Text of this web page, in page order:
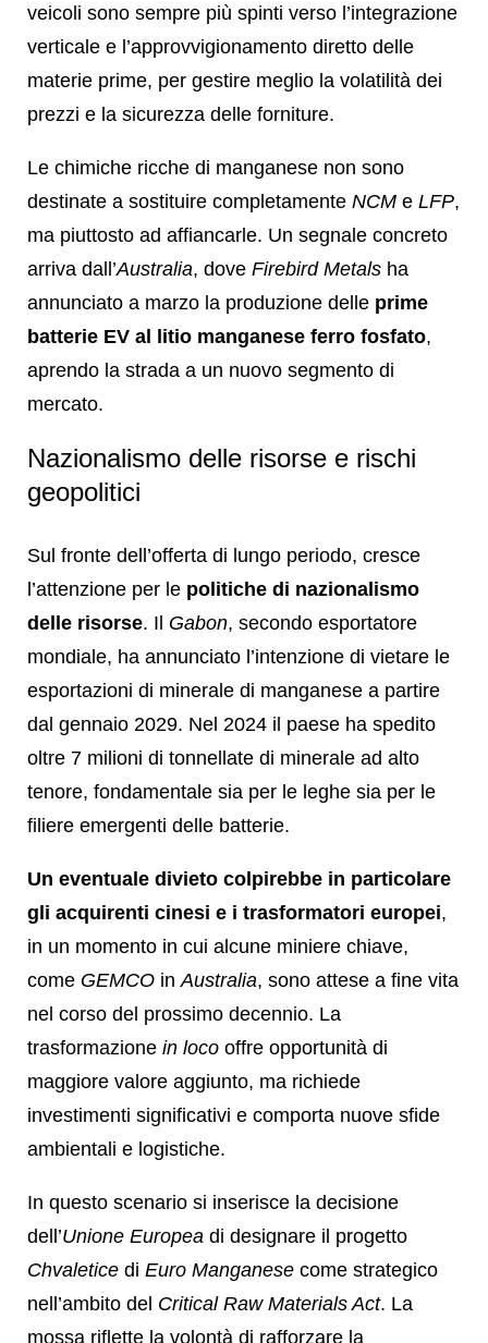
veicoli sono sempre più spinti verso l’integrazione
verticale e l’approvvigionamento diretto delle
materie prime, per gestire meglio la volatilità dei
prezzi e la sicurezza delle forniture.
Le chimiche ricche di manganese non sono
destinate a sostituire completamente NCM e LFP,
ma piuttosto ad affiancarle. Un segnale concreto
arriva dall’Australia, dove Firebird Metals ha
annunciato a marzo la produzione delle prime
batterie EV al litio manganese ferro fosfato,
aprendo la strada a un nuovo segmento di
mercato.
Nazionalismo delle risorse e rischi
geopolitici
Sul fronte dell’offerta di lungo periodo, cresce
l’attenzione per le politiche di nazionalismo
delle risorse. Il Gabon, secondo esportatore
mondiale, ha annunciato l’intenzione di vietare le
esportazioni di minerale di manganese a partire
dal gennaio 2029. Nel 2024 il paese ha spedito
oltre 7 milioni di tonnellate di minerale ad alto
tenore, fondamentale sia per le leghe sia per le
filiere emergenti delle batterie.
Un eventuale divieto colpirebbe in particolare
gli acquirenti cinesi e i trasformatori europei,
in un momento in cui alcune miniere chiave,
come GEMCO in Australia, sono attese a fine vita
nel corso del prossimo decennio. La
trasformazione in loco offre opportunità di
maggiore valore aggiunto, ma richiede
investimenti significativi e comporta nuove sfide
ambientali e logistiche.
In questo scenario si inserisce la decisione
dell’Unione Europea di designare il progetto
Chvaletice di Euro Manganese come strategico
nell’ambito del Critical Raw Materials Act. La
mossa riflette la volontà di rafforzare la